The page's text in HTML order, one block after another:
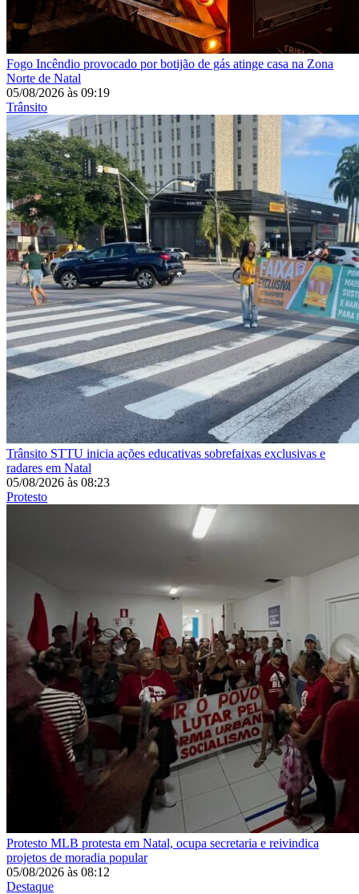
Fogo Incêndio provocado por botijão de gás atinge casa na Zona
Norte de Natal
05/08/2026 às 09:19
Trânsito
Trânsito STTU inicia ações educativas sobrefaixas exclusivas e
radares em Natal
05/08/2026 às 08:23
Protesto
Protesto MLB protesta em Natal, ocupa secretaria e reivindica
projetos de moradia popular
05/08/2026 às 08:12
Destaque